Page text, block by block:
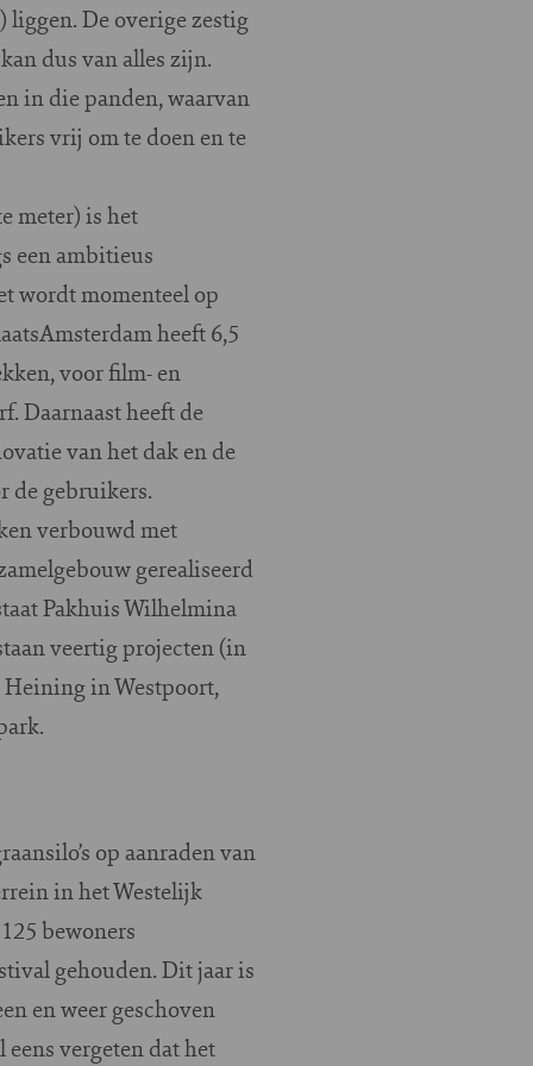
liggen. De overige zestig
dus van alles zijn.
in die panden, waarvan
vrij om te doen en te
meter) is het
een ambitieus
wordt momenteel op
heeft 6,5
voor film- en
Daarnaast heeft de
van het dak en de
de gebruikers.
verbouwd met
gerealiseerd
Pakhuis Wilhelmina
veertig projecten (in
in Westpoort,
op aanraden van
in het Westelijk
bewoners
gehouden. Dit jaar is
en weer geschoven
vergeten dat het